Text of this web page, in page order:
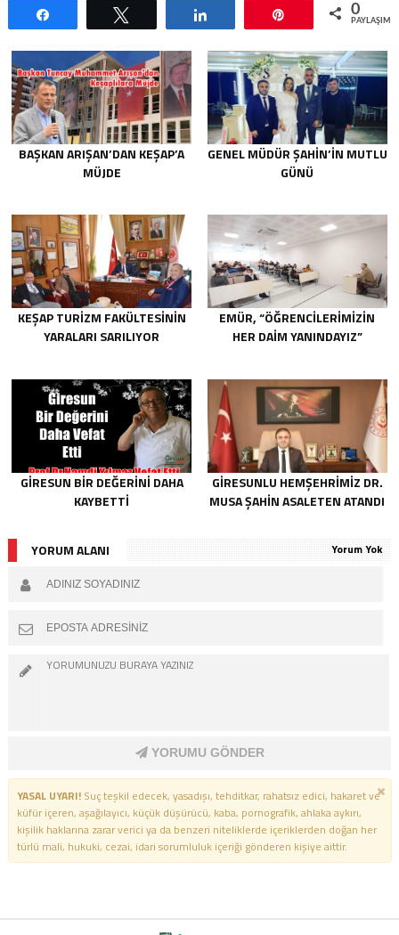
0
BAŞKAN ARIŞAN’DAN KEŞAP’A
MÜJDE
GENEL MÜDÜR ŞAHIN’IN MUTLU
GÜNÜ
KEŞAP TURIZM FAKÜLTESININ
YARALARI SARILIYOR
EMÜR, “ÖĞRENCILERIMIZIN
HER DAIM YANINDAYIZ”
GIRESUN BIR DEĞERINI DAHA
KAYBETTI
GIRESUNLU HEMŞEHRIMIZ DR.
MUSA ŞAHIN ASALETEN ATANDI
YORUM ALANI Yorum Yok
YORUMU GÖNDER
YASAL UYARI!Suç teşkil edecek, yasadışı, tehditkar, rahatsız edici, hakaret ve
küfür içeren, aşağılayıcı, küçük düşürücü, kaba, pornografik, ahlaka aykırı,
kişilik haklarına zarar verici ya da benzeri niteliklerde içeriklerden doğan her
türlü mali, hukuki, cezai, idari sorumluluk içeriği gönderen kişiye aittir.